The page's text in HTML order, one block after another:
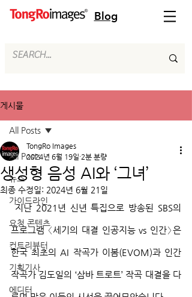
Blog
게시물
All Posts
뉴스
가이드라인
요청 콘텐츠
컨트리뷰터
기획기사
에디터
All Posts
생성형 음성 AI와 ‘그녀’
TongRo Images
2024년 6월 19일 2분 분량
최종 수정일: 2024년 6월 21일
지난 2021년 신년 특집으로 방송된 SBS의
프로그램 〈세기의 대결 인공지능 vs 인간〉은
한국 최초의 AI 작곡가 이봄(EVOM)과 인간
작곡가 김도일의 ‘삼바 트로트’ 작곡 대결을 다